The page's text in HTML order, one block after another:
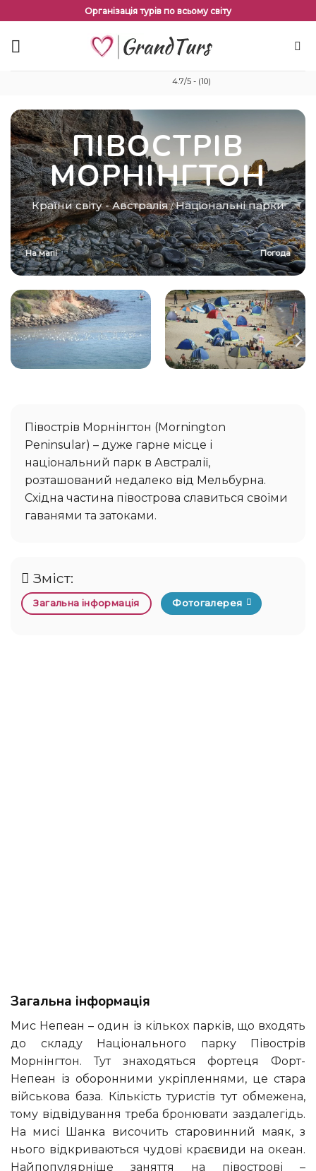
змісту
Організація турів по всьому світу
4.7/5 - (10)
ПІВОСТРІВ
МОРНІНГТОН
Країни світу-Австралія / Національні парки
На мапі Погода
Півострів Морнінгтон (Mornington
Peninsular) – дуже гарне місце і
національний парк в Австралії,
розташований недалеко від Мельбурна.
Східна частина півострова славиться своїми
гаванями та затоками.
Зміст:
Загальна інформація Фотогалерея
Загальна інформація
Мис Непеан – один із кількох парків, що входять
до складу Національного парку Півострів
Морнінгтон. Тут знаходяться фортеця Форт-
Непеан із оборонними укріпленнями, це стара
військова база. Кількість туристів тут обмежена,
тому відвідування треба бронювати заздалегідь.
На мисі Шанка височить старовинний маяк, з
нього відкриваються чудові краєвиди на океан.
Найпопулярніше заняття на півострові –